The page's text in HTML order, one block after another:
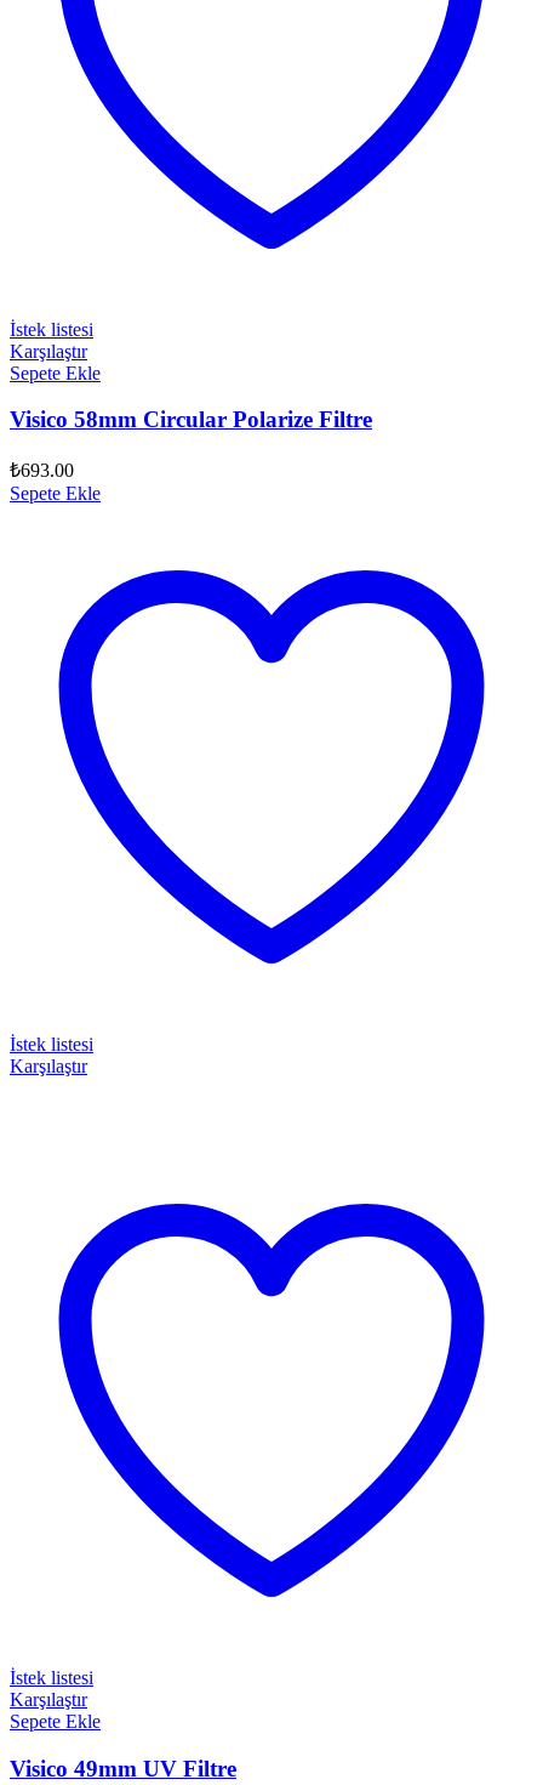
İstek listesi
Karşılaştır
Sepete Ekle
Visico 58mm Circular Polarize Filtre
₺693.00
Sepete Ekle
İstek listesi
Karşılaştır
İstek listesi
Karşılaştır
Sepete Ekle
Visico 49mm UV Filtre